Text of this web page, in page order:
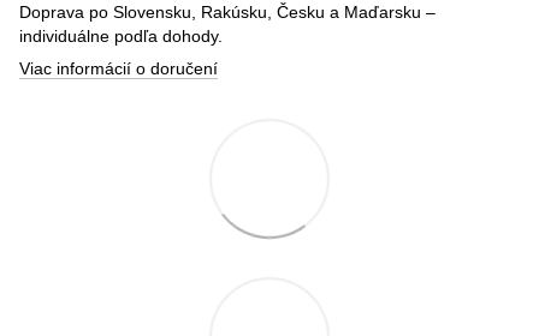
Doprava po Slovensku, Rakúsku, Česku a Maďarsku –
individuálne podľa dohody.
Viac informácií o doručení